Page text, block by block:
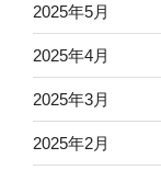
2025年5月
2025年4月
2025年3月
2025年2月